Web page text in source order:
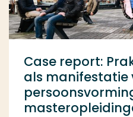
Case report:
als manifestatie